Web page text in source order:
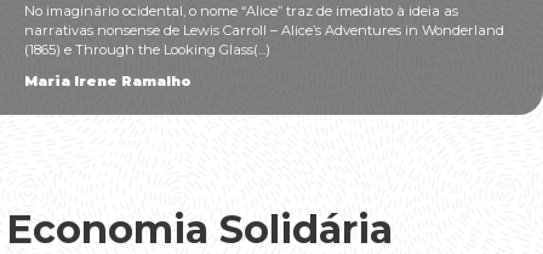
No imaginário ocidental, o nome “Alice” traz de imediato à ideia as
narrativas nonsense de Lewis Carroll – Alice’s Adventures in Wonderland
(1865) e Through the Looking Glass(...)
Maria Irene Ramalho
Economia Solidária